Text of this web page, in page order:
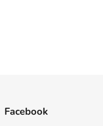
Facebook